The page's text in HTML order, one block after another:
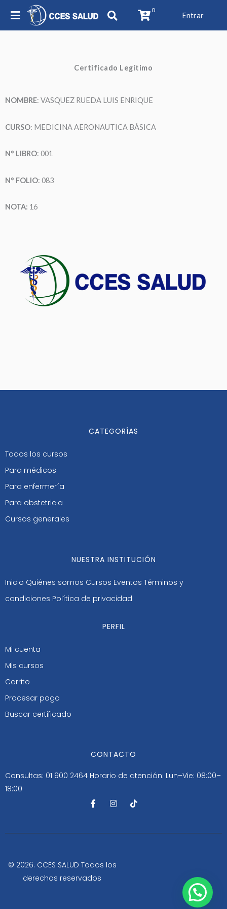
0
Entrar
Certificado Legítimo
NOMBRE: VASQUEZ RUEDA LUIS ENRIQUE
CURSO: MEDICINA AERONAUTICA BÁSICA
N° LIBRO: 001
N° FOLIO: 083
NOTA: 16
CATEGORÍAS
Todos los cursos
Para médicos
Para enfermería
Para obstetricia
Cursos generales
NUESTRA INSTITUCIÓN
Inicio Quiénes somos Cursos Eventos Términos y
condiciones Política de privacidad
PERFIL
Mi cuenta
Mis cursos
Carrito
Procesar pago
Buscar certificado
CONTACTO
Consultas: 01 900 2464 Horario de atención: Lun–Vie: 08:00–
18:00
F
a
b
-
I
n
a
m
T
i
o
© 2026. CCES SALUD Todos los
derechos reservados